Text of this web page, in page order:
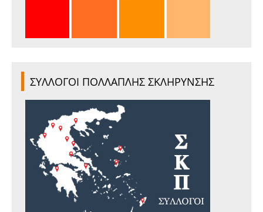
ΣΥΛΛΟΓΟΙ ΠΟΛΛΑΠΛΗΣ ΣΚΛΗΡΥΝΣΗΣ